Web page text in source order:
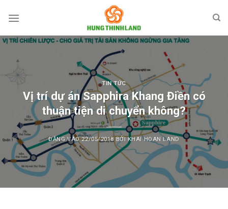
qua
dung
TIN TỨC
Vị trí dự án Sapphira Khang Điền có
thuận tiện di chuyển không?
ĐĂNG VÀO22/05/2018 BỞIKHAI HOAN LAND